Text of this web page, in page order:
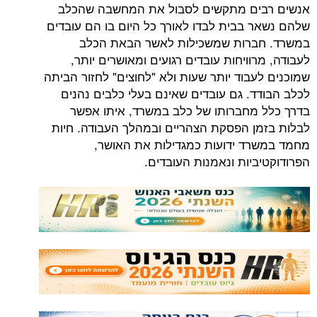
מתקשים לסבול את המחשבה שהכלב
בבית לבדו לאורך כל היום בו הם עובדים
שמשכילות לאשר הבאת הכלב
עובדים רגועים ומאושרים יותר,
יותר שעות ולא "לחוצים" לחזור הביתה
גם עובדים שאינם בעלי כלבים נהנים
של כלב במשרד, איתו אפשר
הפסקת הצהריים ובמהלך העבודה. חיות
ידועות כמגדילות את האושר,
ונאמנות העובדים.